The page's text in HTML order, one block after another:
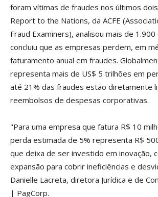
foram vítimas de fraudes nos últimos
Report to the Nations, da ACFE
Fraud Examiners), analisou mais de
concluiu que as empresas perdem, em
faturamento anual em fraudes.
representa mais de US$ 5 trilhões em
até 21% das fraudes estão diretamente
reembolsos de despesas corporativas.
"Para uma empresa que fatura R$ 10
perda estimada de 5% representa R$
que deixa de ser investido em inovação,
expansão para cobrir ineficiências e
Danielle Lacreta, diretora Jurídica e de
| PagCorp.